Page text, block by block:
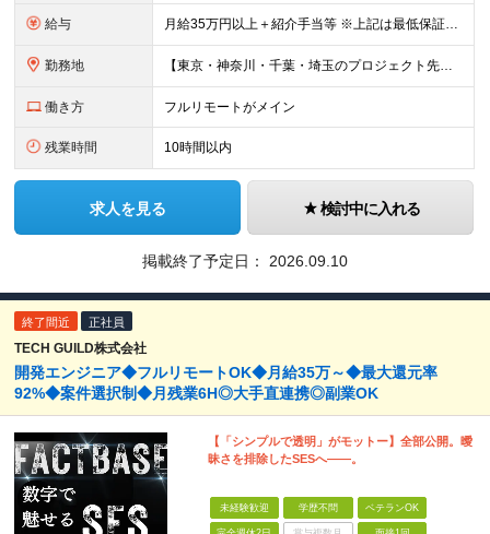
給与 月給35万円以上＋紹介手当等 ※上記は最低保証額。前職給与を保証します ※固定残業代（40時間分／5万8594円以上）含む。超過分は別途全額支給 ※案件単価から「10万円（会社利益）」を引いた額が還元
勤務地 【東京・神奈川・千葉・埼玉のプロジェクト先】 ※転居を伴う転勤なし。ご希望や居住地を考慮して決定します。 ※リモートワーク導入案件多数（フルリモートもあり）。 ＜本社＞ 東京都品川区東五反田5-22
働き方 フルリモートがメイン
残業時間 10時間以内
求人を見る 検討中に入れる
掲載終了予定日： 2026.09.10
終了間近 正社員
TECH GUILD株式会社
開発エンジニア◆フルリモートOK◆月給35万～◆最大還元率
92%◆案件選択制◆月残業6H◎大手直連携◎副業OK
【「シンプルで透明」がモットー】全部公開。曖
昧さを排除したSESへ――。
未経験歓迎 学歴不問 ベテランOK